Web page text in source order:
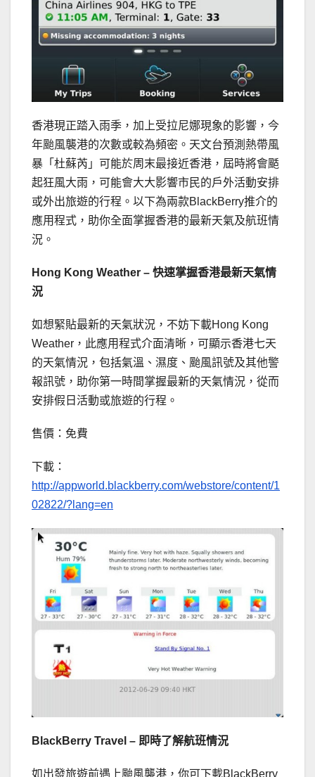
香港現正踏入雨季，加上受拉尼娜現象的影響，今
年颱風襲港的次數或較為頻密。天文台預測熱帶風
暴「杜蘇芮」可能於周末最接近香港，屆時將會颳
起狂風大雨，可能會大大影響市民的戶外活動安排
或外出旅遊的行程。以下為兩款BlackBerry推介的
應用程式，助你全面掌握香港的最新天氣及航班情
況。
Hong Kong Weather – 快速掌握香港最新天氣情
況
如想緊貼最新的天氣狀況，不妨下載Hong Kong
Weather，此應用程式介面清晰，可顯示香港七天
的天氣情況，包括氣溫、濕度、颱風訊號及其他警
報訊號，助你第一時間掌握最新的天氣情況，從而
安排假日活動或旅遊的行程。
售價：免費
下載：
http://appworld.blackberry.com/webstore/content/1
02822/?lang=en
BlackBerry Travel – 即時了解航班情況
如出發旅遊前遇上颱風襲港，你可下載BlackBerry